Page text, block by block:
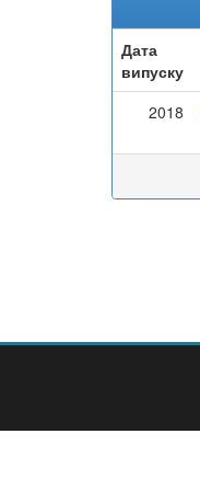
Дата
випуску
2018